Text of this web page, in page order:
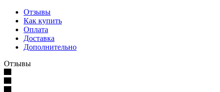
Отзывы
Как купить
Оплата
Доставка
Дополнительно
Отзывы